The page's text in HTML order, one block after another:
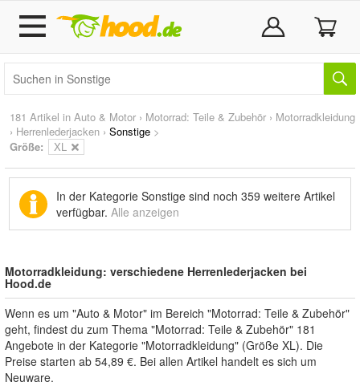
181 Artikel in Auto & Motor › Motorrad: Teile & Zubehör › Motorradkleidung
› Herrenlederjacken › Sonstige >
Größe:
XL
In der Kategorie Sonstige sind noch 359 weitere Artikel
verfügbar. Alle anzeigen
Motorradkleidung: verschiedene Herrenlederjacken bei
Hood.de
Wenn es um "Auto & Motor" im Bereich "Motorrad: Teile & Zubehör"
geht, findest du zum Thema "Motorrad: Teile & Zubehör" 181
Angebote in der Kategorie "Motorradkleidung" (Größe XL). Die
Preise starten ab 54,89 €. Bei allen Artikel handelt es sich um
Neuware.